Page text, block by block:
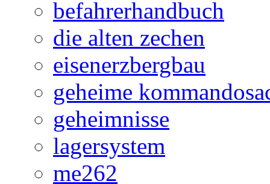
befahrerhandbuch
die alten zechen
eisenerzbergbau
geheime
geheimnisse
lagersystem
me262